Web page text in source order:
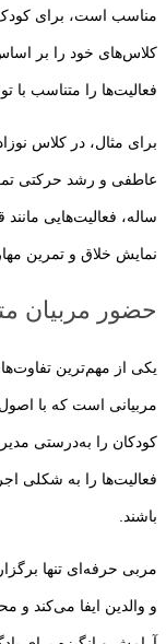
مناسب است، برای
کلاس‌های خود را بر
فعالیت‌ها را متناسب با
برای مثال، در کلاس
عاطفی و رشد حرکتی
ساله، فعالیت‌هایی
نمایش خلاق و تمرین
حضور مربیان
یکی از مهم‌ترین
مربیانی است که با اصول
کودکان را به‌درستی
فعالیت‌ها را به شکلی
باشند.
مربی حرفه‌ای تنها
و والدین ایفا می‌کند و